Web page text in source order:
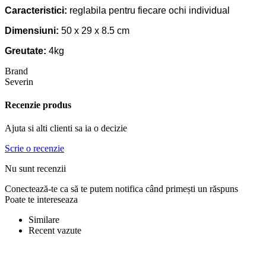
Caracteristici: reglabila pentru fiecare ochi individual
Dimensiuni: 50 x 29 x 8.5 cm
Greutate: 4kg
Brand
Severin
Recenzie produs
Ajuta si alti clienti sa ia o decizie
Scrie o recenzie
Nu sunt recenzii
Conectează-te ca să te putem notifica când primești un răspuns
Poate te intereseaza
Similare
Recent vazute